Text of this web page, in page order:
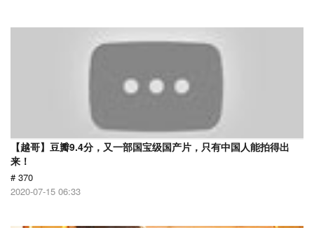
【越哥】豆瓣9.4分，又一部国宝级国产片，只有中国人能拍得出
来！
# 370
2020-07-15 06:33